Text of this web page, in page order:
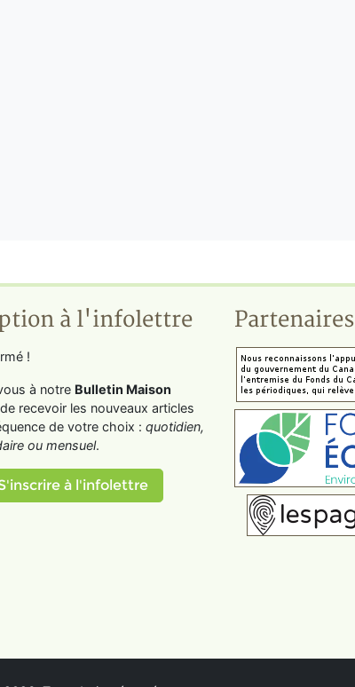
à l'infolettre
!
à notre Bulletin Maison
recevoir les nouveaux articles
de votre choix : quotidien,
ou mensuel.
à l'infolettre
Partenaires